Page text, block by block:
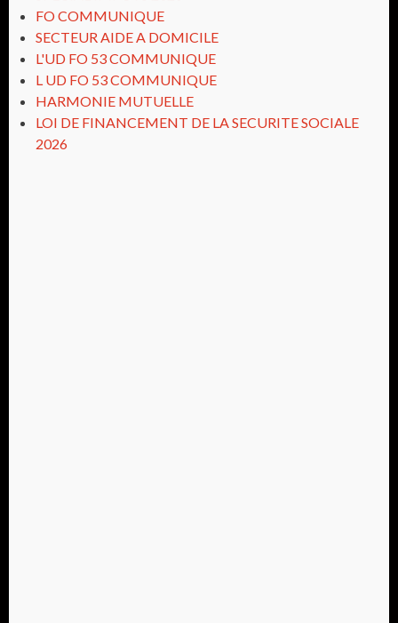
FO COMMUNIQUE
SECTEUR AIDE A DOMICILE
L'UD FO 53 COMMUNIQUE
L UD FO 53 COMMUNIQUE
HARMONIE MUTUELLE
LOI DE FINANCEMENT DE LA SECURITE SOCIALE
2026